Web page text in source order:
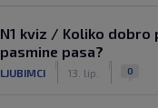
N1 kviz / Koliko dobro
pasmine pasa?
LJUBIMCI 13. lip. 0